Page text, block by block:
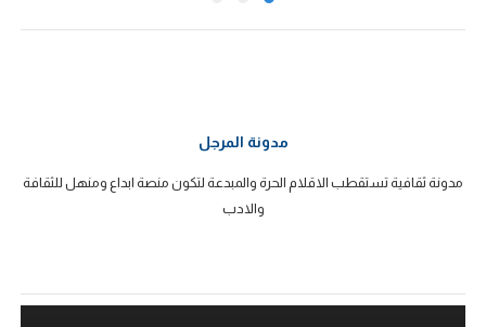
مدونة المرجل
مدونة ثقافية تستقطب الاقلام الحرة والمبدعة لتكون منصة ابداع ومنهل للثقافة
والادب